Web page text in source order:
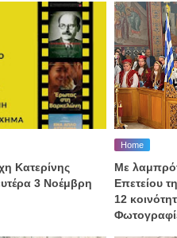
Κατερίνης
3 Νοέμβρη
Home
Με
Επετείου
12